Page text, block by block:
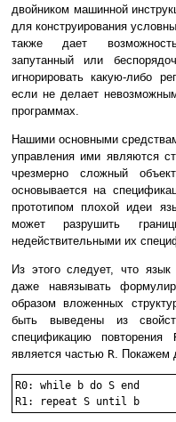
двойником машинной
для конструирования
также дает
запутанный или
игнорировать какую-либо
если не делает
программах.
Нашими основными
управления ими являются
чрезмерно сложный
основывается на
прототипом плохой идеи
может разрушить
недействительными их
Из этого следует, что
даже навязывать
образом вложенных
быть выведены из
спецификацию повторения
является частью R .
R0: while b do S end
R1: repeat S until b